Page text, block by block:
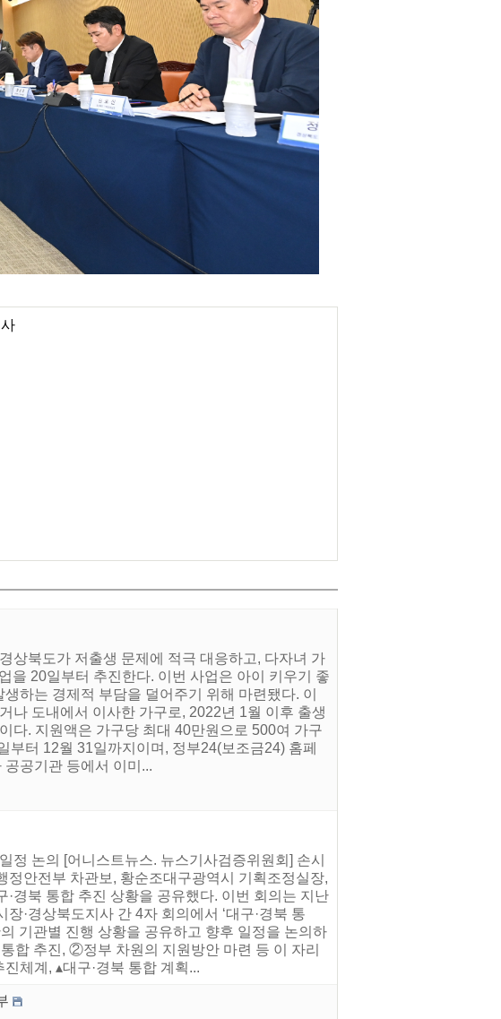
상북도가 저출생 문제에 적극 대응하고, 다자녀 가
을 20일부터 추진한다. 이번 사업은 아이 키우기 좋
하는 경제적 부담을 덜어주기 위해 마련됐다. 이
나 도내에서 이사한 가구로, 2022년 1월 이후 출생
다. 지원액은 가구당 최대 40만원으로 500여 가구
터 12월 31일까지이며, 정부24(보조금24) 홈페
공기관 등에서 이미...
정 논의 [어니스트뉴스. 뉴스기사검증위원회] 손시
안전부 차관보, 황순조대구광역시 기획조정실장,
경북 통합 추진 상황을 공유했다. 이번 회의는 지난
·경상북도지사 간 4자 회의에서 ‘대구·경북 통
기관별 진행 상황을 공유하고 향후 일정을 논의하
합 추진, ②정부 차원의 지원방안 마련 등 이 자리
체계, ▴대구·경북 통합 계획...